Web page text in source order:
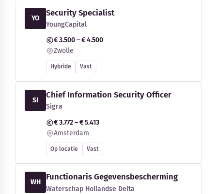
YO
Security Specialist
YoungCapital
€ 3.500 – € 4.500
Zwolle
Hybride Vast
SI
Chief Information Security Officer
Sigra
€ 3.772 – € 5.413
Amsterdam
Op locatie Vast
WH
Functionaris Gegevensbescherming
Waterschap Hollandse Delta